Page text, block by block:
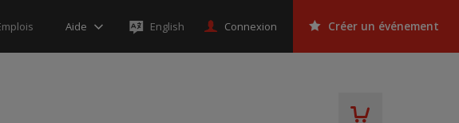
Aide English Connexion Créer un événement